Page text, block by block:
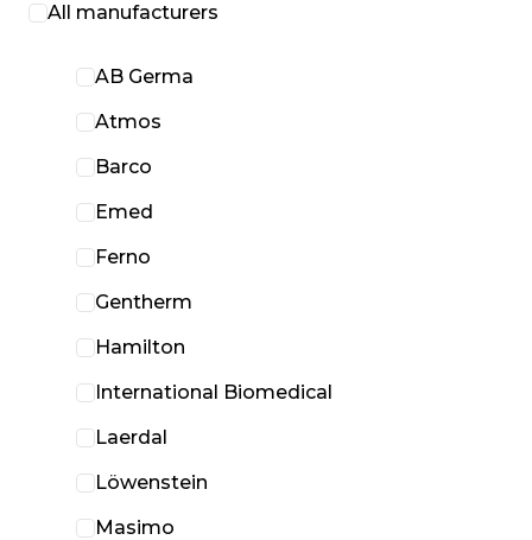
All manufacturers
AB Germa
Atmos
Barco
Emed
Ferno
Gentherm
Hamilton
International Biomedical
Laerdal
Löwenstein
Masimo